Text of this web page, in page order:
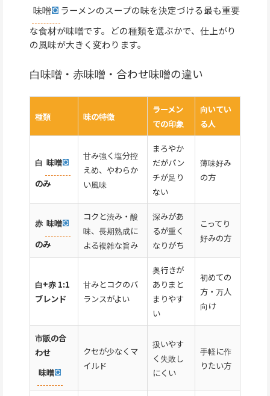
味噌
ラーメンのスープの味を決定づける最も重要
な食材が味噌です。どの種類を選ぶかで、仕上がり
の風味が大きく変わります。
白味噌・赤味噌・合わせ味噌の違い
種類 味の特徴
ラーメン
での印象
向いてい
る人
白 味噌
のみ
甘み強く塩分控
えめ、やわらか
い風味
まろやか
だがパン
チが足り
ない
薄味好み
の方
赤 味噌
のみ
コクと渋み・酸
味、長期熟成に
よる複雑な旨み
深みがあ
るが重く
なりがち
こってり
好みの方
白+赤 1:1
ブレンド
甘みとコクのバ
ランスがよい
奥行きが
ありまと
まりやす
い
初めての
方・万人
向け
市販の合
わせ
味噌
クセが少なくマ
イルド
扱いやす
く失敗し
にくい
手軽に作
りたい方